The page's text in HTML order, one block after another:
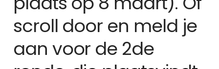
scroll door en meld je
aan voor de 2de